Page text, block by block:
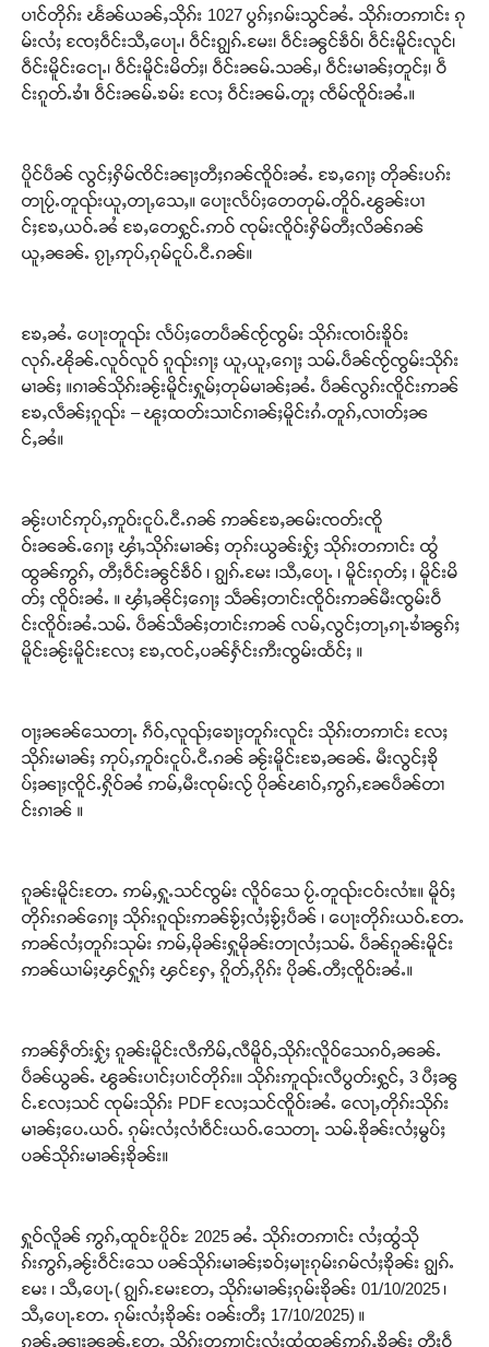
ပၢင်တိုၵ်း ၽႅၼ်ယၼ်ႇသိုၵ်း 1027 ပွၵ်ႈၵမ်းသွင်ၼႆႉ သိုၵ်းတဢၢင်း ၵု
မ်းလႆႈ ၸႄႈဝဵင်းသီႇပေႃႉ၊ ဝဵင်းၵျွၵ်ႉမႄး၊ ဝဵင်းၼွင်ၶဵဝ်၊ ဝဵင်းမိူင်းလူင်၊
ဝဵင်းမိူင်းငေႃႉ၊ ဝဵင်းမိူင်းမိတ်ႈ၊ ဝဵင်းၼမ်ႉသၼ်ႇ၊ ဝဵင်းမၢၼ်ႈတူင်ႈ၊ ဝဵ
င်းၵူတ်ႉၶၢႆ၊ ဝဵင်းၼမ်ႉၶမ်း လႄႈ ဝဵင်းၼမ်ႉတူႈ ၸဵမ်ၸိူဝ်းၼႆႉ။
ပိူင်ပဵၼ် လွင်ႈႁိမ်ၸိင်းၼႃႈတီႈၵၼ်ၸိူဝ်းၼႆႉ ၶႄႇၵေႃႈ တိုၼ်းပၵ်း
တႃပႂ်ႉတူၺ်းယူႇတႃႇသေႇ။ ပေႃးလႅပ်ႈတေတုမ်ႉတိူဝ်ႉၽွၼ်းပၢ
င်ႈၶႄႇယဝ်ႉၼႆ ၶႄႇတေႁွင်ႉဢဝ် ၸုမ်းၸိူဝ်းႁိမ်တီႈလိၼ်ၵၼ်
ယူႇၼၼ်ႉ ၵႂႃႇဢုပ်ႇၵုမ်ငူပ်ႉငီႉၵၼ်။
ၶႄႇၼႆႉ ပေႃးတူၺ်း လႅပ်ႈတေပဵၼ်ၸႂ်ၸွမ်း သိုၵ်းၸၢဝ်းၶိူဝ်း
လုၵ်ႉၽိုၼ်ႉလူဝ်လူဝ် ၵူၺ်းၵႃႈ ယူႇယူႇၵေႃႈ သမ်ႉပဵၼ်ၸႂ်ၸွမ်းသိုၵ်း
မၢၼ်ႈ ။ၵၢၼ်သိုၵ်းၼႂ်းမိူင်းႁူမ်ႈတုမ်မၢၼ်ႈၼႆႉ ပဵၼ်လွၵ်းၸိူင်းဢၼ်
ၶႄႇလဵၼ်ႈၵူၺ်း – ၽူႈထတ်းသၢင်ၵၢၼ်ႈမိူင်းၵႆႉတူၵ်ႇလၢတ်ႈၼ
င်ႇၼႆ။
ၼႂ်းပၢင်ဢုပ်ႇဢူဝ်းငူပ်ႉငီႉၵၼ် ဢၼ်ၶႄႇၼမ်းၸတ်းၸိူ
ဝ်းၼၼ်ႉၵေႃႈ ၾၢႆႇသိုၵ်းမၢၼ်ႈ တုၵ်းယွၼ်းႁႂ်ႈ သိုၵ်းတဢၢင်း ထွႆ
ထွၼ်ဢွၵ်ႇ တီႈဝဵင်းၼွင်ၶဵဝ် ၊ ၵျွၵ်ႉမႄး ၊သီႇပေႃႉ ၊ မိူင်းၵုတ်ႈ ၊ မိူင်းမိ
တ်ႈ ၸိူဝ်းၼႆႉ ။ ၾၢႆႇၼိုင်ႈၵေႃႈ သဵၼ်ႈတၢင်းၸိူဝ်းဢၼ်မီးၸွမ်းဝဵ
င်းၸိူဝ်းၼႆႉသမ်ႉ ပဵၼ်သဵၼ်ႈတၢင်းဢၼ် လမ်ႇလွင်ႈတႃႇၵႃႉၶၢႆၼွၵ်ႈ
မိူင်းၼႂ်းမိူင်းလႄႈ ၶႄႇၸင်ႇပၼ်ႁႅင်းဢီးၸွမ်းထႅင်ႈ ။
ဝႃႈၼၼ်သေတႃႉ ၵဵဝ်ႇလူၺ်ႈၶေႃႈတူၵ်းလူင်း သိုၵ်းတဢၢင်း လႄႈ
သိုၵ်းမၢၼ်ႈ ဢုပ်ႇဢူဝ်းငူပ်ႉငီႉၵၼ် ၼႂ်းမိူင်းၶႄႇၼၼ်ႉ မီးလွင်ႈၶို
ပ်ႈၼႃႈၸိူင်ႉႁိုဝ်ၼႆ ဢမ်ႇမီးၸုမ်းလႂ် ပိုၼ်ၽၢဝ်ႇဢွၵ်ႇၼႄပဵၼ်တၢ
င်းၵၢၼ် ။
ၵူၼ်းမိူင်းတႄႉ ဢမ်ႇႁူႉသင်ၸွမ်း လိူဝ်သေ ပႂ်ႉတူၺ်းငဝ်းလၢႆး။ မိူဝ်ႈ
တိုၵ်းၵၼ်ၵေႃႈ သိုၵ်းၵူၺ်းဢၼ်ၶႂ်ႈလႆႈၶႂ်ႈပဵၼ် ၊ ပေႃးတိုၵ်းယဝ်ႉတႄႉ
ဢၼ်လႆႈတူၵ်းသုမ်း ဢမ်ႇမိုၼ်းႁူမိုၼ်းတႃလႆႈသမ်ႉ ပဵၼ်ၵူၼ်းမိူင်း
ဢၼ်ယၢမ်ႈၾင်ႁူၵ်ႈ ၾင်ႁႄႇ ၵိူတ်ႇၵိုၵ်း ပိုၼ်ႉတီႈၸိူဝ်းၼႆႉ။
ဢၼ်ႁဵတ်းႁႂ်ႈ ၵူၼ်းမိူင်းလီဢိမ်ႇလီမိူဝ်ႇသိုၵ်းလိူဝ်သေၵဝ်ႇၼၼ်ႉ
ပဵၼ်ယွၼ်ႉ ၽွၼ်းပၢင်ႈပၢင်တိုၵ်း။ သိုၵ်းဢူၺ်းလီပွတ်းႁွင်ႇ 3 ပီႈၼွ
င်ႉလႄႈသင် ၸုမ်းသိုၵ်း PDF လႄႈသင်ၸိူဝ်းၼႆႉ လေႃႇတိုၵ်းသိုၵ်း
မၢၼ်ႈပေႉယဝ်ႉ ၵုမ်းလႆႈလၢႆဝဵင်းယဝ်ႉသေတႃႉ သမ်ႉၶိုၼ်းလႆႈမွပ်ႈ
ပၼ်သိုၵ်းမၢၼ်ႈၶိုၼ်း။
ႁူဝ်လိူၼ် ဢွၵ်ႇထူဝ်ႊပိူဝ်ႊ 2025 ၼႆႉ သိုၵ်းတဢၢင်း လႆႈထွႆသို
ၵ်းဢွၵ်ႇၼႂ်းဝဵင်းသေ ပၼ်သိုၵ်းမၢၼ်ႈၶဝ်ႈမႃးၵုမ်းၵမ်လႆႈၶိုၼ်း ၵျွၵ်ႉ
မႄး ၊ သီႇပေႃႉ( ၵျွၵ်ႉမႄးတႄႇ သိုၵ်းမၢၼ်ႈၵုမ်းၶိုၼ်း 01/10/2025 ၊
သီႇပေႃႉတႄႉ ၵုမ်းလႆႈၶိုၼ်း ဝၼ်းတီႈ 17/10/2025) ။
ၵွၼ်ႇၼႃႈၼၼ်ႉတႄႉ သိုၵ်းတဢၢင်းလႆႈထွႆထွၼ်ဢွၵ်ႇၶိုၼ်း တီႈဝဵ